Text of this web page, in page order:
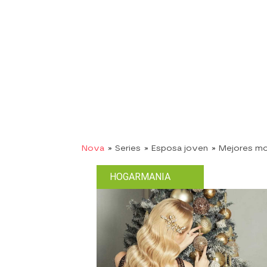
Nova » Series » Esposa joven » Mejores
HOGARMANIA